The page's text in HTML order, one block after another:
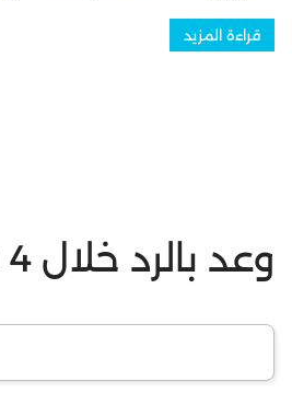
حيث سيخدمك فريق عمل ذو خبرة
في هذه الصناعة. نحن نصنع قطعًا
قراءة المزيد
وعد بالرد خلال 4 ساعات!